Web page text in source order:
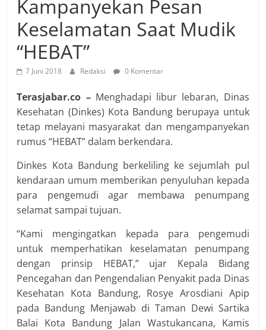
Kampanyekan Pesan
Keselamatan Saat Mudik
“HEBAT”
7 Juni 2018 Redaksi 0 Komentar
Terasjabar.co –Menghadapi libur lebaran, Dinas
Kesehatan (Dinkes) Kota Bandung berupaya untuk
tetap melayani masyarakat dan mengampanyekan
rumus “HEBAT” dalam berkendara.
Dinkes Kota Bandung berkeliling ke sejumlah pul
kendaraan umum memberikan penyuluhan kepada
para pengemudi agar membawa penumpang
selamat sampai tujuan.
“Kami mengingatkan kepada para pengemudi
untuk memperhatikan keselamatan penumpang
dengan prinsip HEBAT,” ujar Kepala Bidang
Pencegahan dan Pengendalian Penyakit pada Dinas
Kesehatan Kota Bandung, Rosye Arosdiani Apip
pada Bandung Menjawab di Taman Dewi Sartika
Balai Kota Bandung Jalan Wastukancana, Kamis